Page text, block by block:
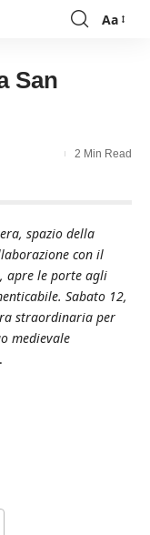
Font
Aa
San
2 Min Read
spazio della
con il
apre le porte agli
Sabato 12,
straordinaria per
medievale